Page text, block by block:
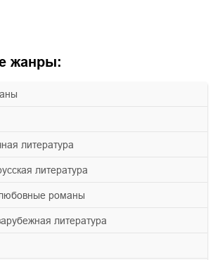
жанры:
литература
литература
романы
литература